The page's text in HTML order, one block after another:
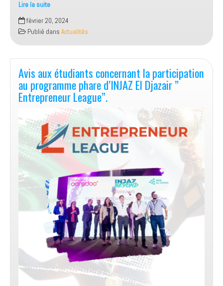
Lire la suite
Programmes
des
bourses
«
UI
Great
»
et
«
Shine
février 20, 2024
Publié dans Actualités
Avis aux étudiants concernant la participation
au programme phare d’INJAZ El Djazair ”
Entrepreneur League”.